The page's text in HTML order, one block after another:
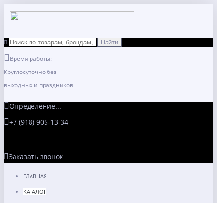
Время работы:
Круглосуточно без
выходных и праздников
Определение...
+7 (918) 905-13-34
Заказать звонок
ГЛАВНАЯ
КАТАЛОГ